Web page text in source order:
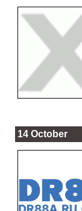
14 October